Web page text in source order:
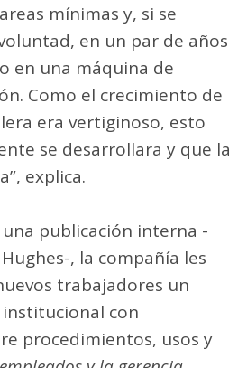
mínimas y, si se
en un par de años
en una máquina de
Como el crecimiento de
era vertiginoso, esto
se desarrollara y que la
explica.
publicación interna -
, la compañía les
trabajadores un
con
procedimientos, usos y